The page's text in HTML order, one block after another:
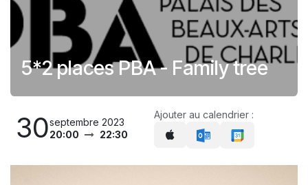
5*2 places PBA - Family tree
30septembre 2023
20:00
22:30
Ajouter au calendrier :